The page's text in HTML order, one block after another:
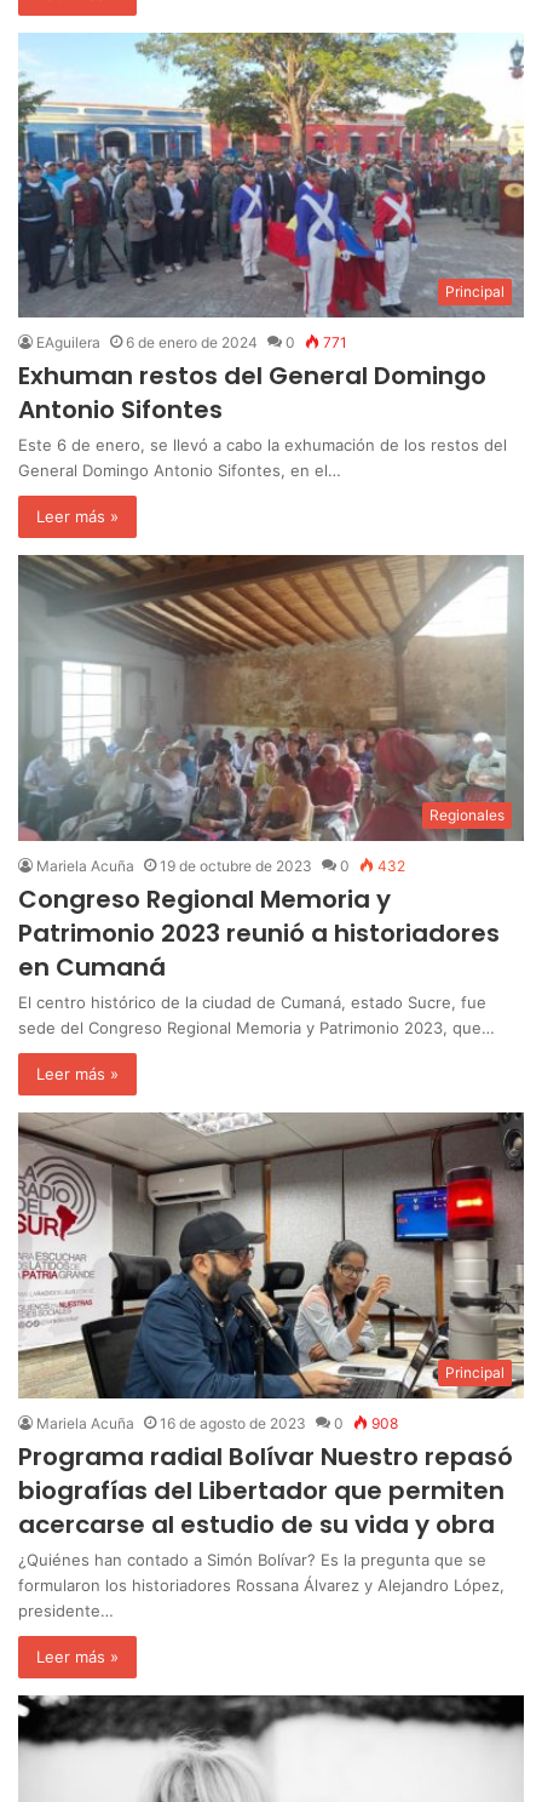
Principal
EAguilera 6 de enero de 2024 0 771
Exhuman restos del General Domingo
Antonio Sifontes
Este 6 de enero, se llevó a cabo la exhumación de los restos del
General Domingo Antonio Sifontes, en el…
Leer más »
Regionales
Mariela Acuña 19 de octubre de 2023 0 432
Congreso Regional Memoria y
Patrimonio 2023 reunió a historiadores
en Cumaná
El centro histórico de la ciudad de Cumaná, estado Sucre, fue
sede del Congreso Regional Memoria y Patrimonio 2023, que…
Leer más »
Principal
Mariela Acuña 16 de agosto de 2023 0 908
Programa radial Bolívar Nuestro repasó
biografías del Libertador que permiten
acercarse al estudio de su vida y obra
¿Quiénes han contado a Simón Bolívar? Es la pregunta que se
formularon los historiadores Rossana Álvarez y Alejandro López,
presidente…
Leer más »